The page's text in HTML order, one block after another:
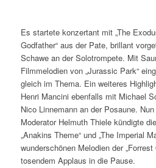
Es startete konzertant mit „The
Godfather“ aus der Pate, brillant
Schawe an der Solotrompete. Mit
Filmmelodien von „Jurassic Park“
gleich im Thema. Ein weiteres
Henri Mancini ebenfalls mit Michael
Nico Linnemann an der Posaune.
Moderator Helmuth Thiele kündigte
„Anakins Theme“ und „The Imperial
wunderschönen Melodien der
tosendem Applaus in die Pause.